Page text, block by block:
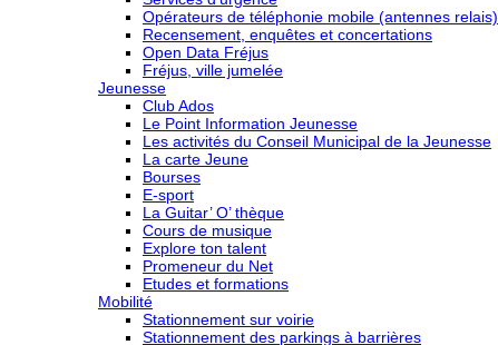
Opérateurs de téléphonie mobile (antennes relais)
Recensement, enquêtes et concertations
Open Data Fréjus
Fréjus, ville jumelée
Jeunesse
Club Ados
Le Point Information Jeunesse
Les activités du Conseil Municipal de la Jeunesse
La carte Jeune
Bourses
E-sport
La Guitar’ O’ thèque
Cours de musique
Explore ton talent
Promeneur du Net
Etudes et formations
Mobilité
Stationnement sur voirie
Stationnement des parkings à barrières